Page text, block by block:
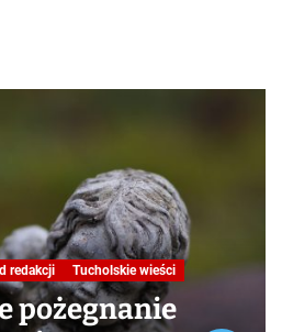
i duże. Ścieżka
dydaktyczna
Wyspa”
24 lipca 2026